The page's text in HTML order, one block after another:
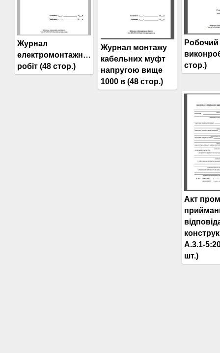
Журнал
електромонтажних
робіт (48 стор.)
Журнал монтажу
кабельних муфт
напругою вище
1000 в (48 стор.)
стор.)
Акт
А.3.1-
шт.)